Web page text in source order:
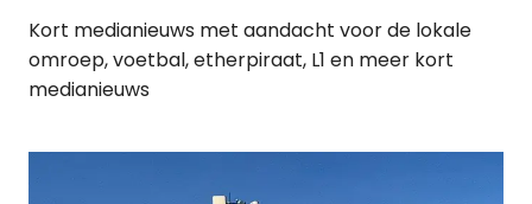
Kort medianieuws met aandacht voor de lokale
omroep, voetbal, etherpiraat, L1 en meer kort
medianieuws